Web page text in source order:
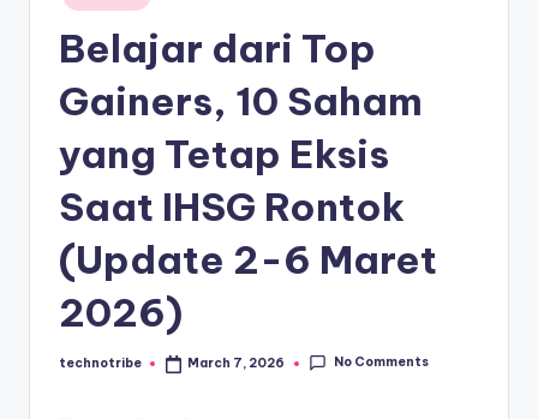
m
In
si
A
ekonomi
Indonesia
secara
cepat,
dan
terpercaya.
in
Belajar dari Top
Gainers, 10 Saham
yang Tetap Eksis
Saat IHSG Rontok
(Update 2-6 Maret
2026)
Posted
technotribe March 7, 2026 No Comments